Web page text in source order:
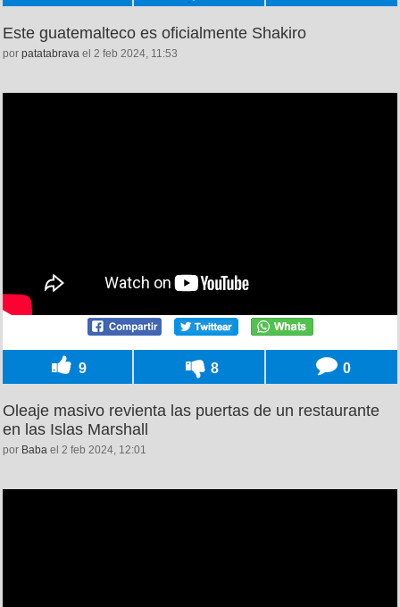
Este guatemalteco es oficialmente Shakiro
por patatabrava el 2 feb 2024, 11:53
9 8 0
Oleaje masivo revienta las puertas de un restaurante
en las Islas Marshall
por Baba el 2 feb 2024, 12:01